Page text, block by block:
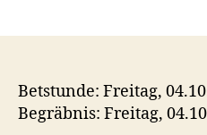
Betstunde: Freitag,
Begräbnis: Freitag,